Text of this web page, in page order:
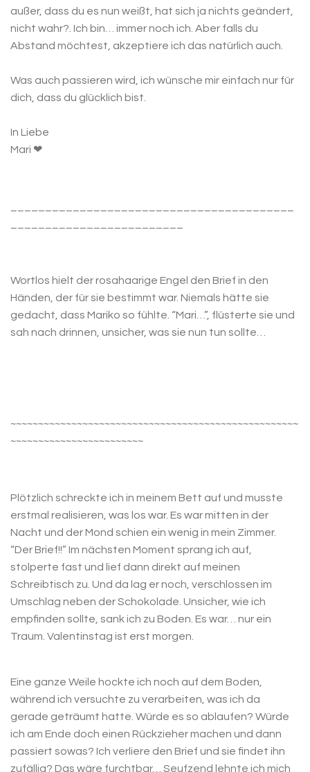
außer, dass du es nun weißt, hat sich ja nichts geändert,
nicht wahr?. Ich bin… immer noch ich. Aber falls du
Abstand möchtest, akzeptiere ich das natürlich auch.
Was auch passieren wird, ich wünsche mir einfach nur für
dich, dass du glücklich bist.
In Liebe
Mari ❤
Wortlos hielt der rosahaarige Engel den Brief in den
Händen, der für sie bestimmt war. Niemals hätte sie
gedacht, dass Mariko so fühlte. “Mari…”, flüsterte sie und
sah nach drinnen, unsicher, was sie nun tun sollte…
~~~~~~~~~~~~~~~~~~~~~~~~~~~~~~~~~~~~~~~~~~~~~~~~~~~~
~~~~~~~~~~~~~~~~~~~~~~~~
Plötzlich schreckte ich in meinem Bett auf und musste
erstmal realisieren, was los war. Es war mitten in der
Nacht und der Mond schien ein wenig in mein Zimmer.
“Der Brief!!” Im nächsten Moment sprang ich auf,
stolperte fast und lief dann direkt auf meinen
Schreibtisch zu. Und da lag er noch, verschlossen im
Umschlag neben der Schokolade. Unsicher, wie ich
empfinden sollte, sank ich zu Boden. Es war… nur ein
Traum. Valentinstag ist erst morgen.
Eine ganze Weile hockte ich noch auf dem Boden,
während ich versuchte zu verarbeiten, was ich da
gerade geträumt hatte. Würde es so ablaufen? Würde
ich am Ende doch einen Rückzieher machen und dann
passiert sowas? Ich verliere den Brief und sie findet ihn
zufällig? Das wäre furchtbar… Seufzend lehnte ich mich